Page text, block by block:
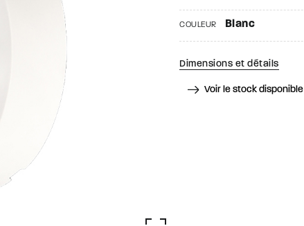
COULEUR Blanc
Dimensions et détails
Voir le stock disponible